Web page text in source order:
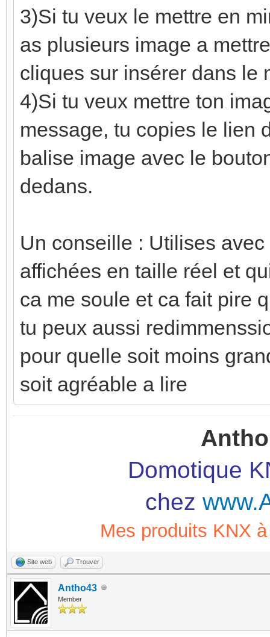
3)Si tu veux le mettre en
as plusieurs image a
cliques sur insérer dans le
4)Si tu veux mettre ton
message, tu copies le lien
balise image avec le
dedans.
Un conseille : Utilises
affichées en taille réel et
ca me soule et ca fait pire
tu peux aussi
pour quelle soit moins
soit agréable a lire
Domotique
chez
Mes produits KNX
Site web Trouver
Antho43
Member